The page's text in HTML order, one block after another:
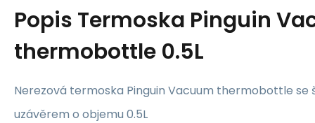
Popis Termoska Pinguin
thermobottle 0.5L
Nerezová termoska Pinguin Vacuum thermobottle se
uzávěrem o objemu 0.5L